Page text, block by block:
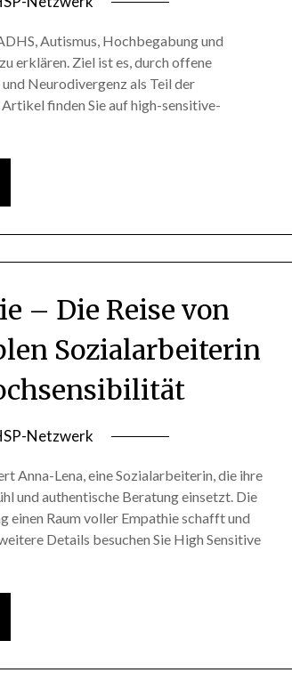
Autismus, Hochbegabung und
erklären. Ziel ist es, durch offene
Neurodivergenz als Teil der
finden Sie auf high-sensitive-
– Die Reise von
Sozialarbeiterin
Netzwerk
Anna-Lena, eine Sozialarbeiterin, die ihre
und authentische Beratung einsetzt. Die
einen Raum voller Empathie schafft und
Details besuchen Sie High Sensitive